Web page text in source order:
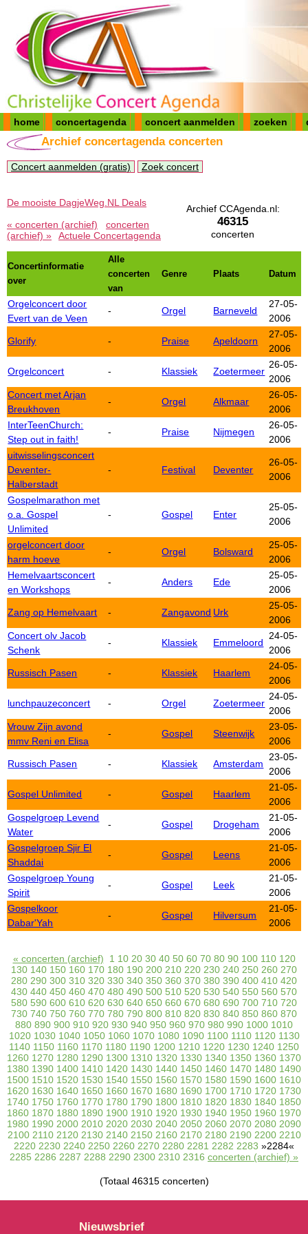
home concertagenda concert aanmelden zoeken
Archief concertagenda concerten
Concert aanmelden (gratis) Zoek concert
Archief CCAgenda.nl:
46315
concerten
De mooiste DagjeWeg.NL Deals
« concerten (archief)
concerten
(archief) »
Actuele Concertagenda
Concertinformatie
over
Alle
concerten
van
Genre Plaats Datum
Orgelconcert door
Evert van de Veen
- Orgel Barneveld
27-05-
2006
Glorify - Praise Apeldoorn
27-05-
2006
Orgelconcert - Klassiek Zoetermeer
26-05-
2006
Concert met Arjan
Breukhoven
- Orgel Alkmaar
26-05-
2006
InterTeenChurch:
Step out in faith!
- Praise Nijmegen
26-05-
2006
uitwisselingsconcert
Deventer-
Halberstadt
- Festival Deventer
26-05-
2006
Gospelmarathon met
o.a. Gospel
Unlimited
- Gospel Enter
25-05-
2006
orgelconcert door
harm hoeve
- Orgel Bolsward
25-05-
2006
Hemelvaartsconcert
en Workshops
- Anders Ede
25-05-
2006
Zang op Hemelvaart - Zangavond Urk
25-05-
2006
Concert olv Jacob
Schenk
- Klassiek Emmeloord
24-05-
2006
Russisch Pasen - Klassiek Haarlem
24-05-
2006
lunchpauzeconcert - Orgel Zoetermeer
24-05-
2006
Vrouw Zijn avond
mmv Reni en Elisa
- Gospel Steenwijk
23-05-
2006
Russisch Pasen - Klassiek Amsterdam
23-05-
2006
Gospel Unlimited - Gospel Haarlem
21-05-
2006
Gospelgroep Levend
Water
- Gospel Drogeham
21-05-
2006
Gospelgroep Sjir El
Shaddai
- Gospel Leens
21-05-
2006
Gospelgroep Young
Spirit
- Gospel Leek
21-05-
2006
Gospelkoor
Dabar'Yah
- Gospel Hilversum
21-05-
2006
« concerten (archief) 1 10 20 30 40 50 60 70 80 90 100 110 120
130 140 150 160 170 180 190 200 210 220 230 240 250 260 270
280 290 300 310 320 330 340 350 360 370 380 390 400 410 420
430 440 450 460 470 480 490 500 510 520 530 540 550 560 570
580 590 600 610 620 630 640 650 660 670 680 690 700 710 720
730 740 750 760 770 780 790 800 810 820 830 840 850 860 870
880 890 900 910 920 930 940 950 960 970 980 990 1000 1010
1020 1030 1040 1050 1060 1070 1080 1090 1100 1110 1120 1130
1140 1150 1160 1170 1180 1190 1200 1210 1220 1230 1240 1250
1260 1270 1280 1290 1300 1310 1320 1330 1340 1350 1360 1370
1380 1390 1400 1410 1420 1430 1440 1450 1460 1470 1480 1490
1500 1510 1520 1530 1540 1550 1560 1570 1580 1590 1600 1610
1620 1630 1640 1650 1660 1670 1680 1690 1700 1710 1720 1730
1740 1750 1760 1770 1780 1790 1800 1810 1820 1830 1840 1850
1860 1870 1880 1890 1900 1910 1920 1930 1940 1950 1960 1970
1980 1990 2000 2010 2020 2030 2040 2050 2060 2070 2080 2090
2100 2110 2120 2130 2140 2150 2160 2170 2180 2190 2200 2210
2220 2230 2240 2250 2260 2270 2280 2281 2282 2283 »2284«
2285 2286 2287 2288 2290 2300 2310 2316 concerten (archief) »
(Totaal 46315 concerten)
Nieuwsbrief